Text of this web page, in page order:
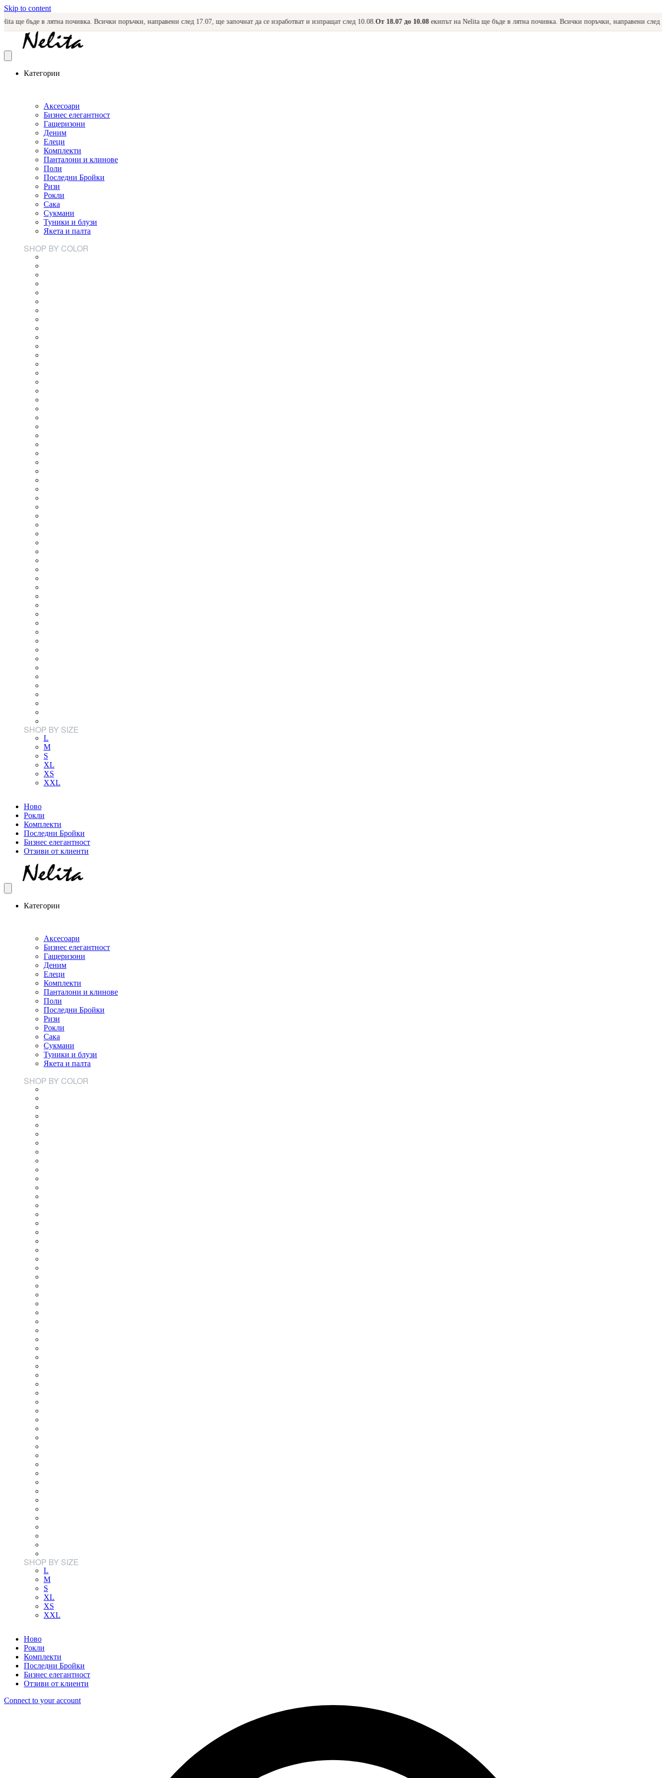
Skip to content
бъде в лятна почивка. Всички поръчки, направени след 17.07, ще започнат да се изработват и изпращат след 10.08.От 18.07 до 10.08екипът на Nelita ще бъде в лятна почивка. Всички поръчки, направени след
Категории
Аксесоари
Бизнес елегантност
Гащеризони
Деним
Елеци
Комплекти
Панталони и клинове
Поли
Последни Бройки
Ризи
Рокли
Сака
Сукмани
Туники и блузи
Якета и палта
SHOP BY COLOR
SHOP BY SIZE
L
M
S
XL
XS
XXL
Ново
Рокли
Комплекти
Последни Бройки
Бизнес елегантност
Отзиви от клиенти
Категории
Аксесоари
Бизнес елегантност
Гащеризони
Деним
Елеци
Комплекти
Панталони и клинове
Поли
Последни Бройки
Ризи
Рокли
Сака
Сукмани
Туники и блузи
Якета и палта
SHOP BY COLOR
SHOP BY SIZE
L
M
S
XL
XS
XXL
Ново
Рокли
Комплекти
Последни Бройки
Бизнес елегантност
Отзиви от клиенти
Connect to your account